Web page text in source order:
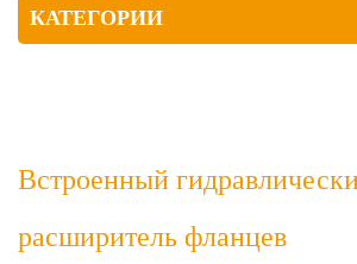
КАТЕГОРИИ
Встроенный
расширитель фланцев